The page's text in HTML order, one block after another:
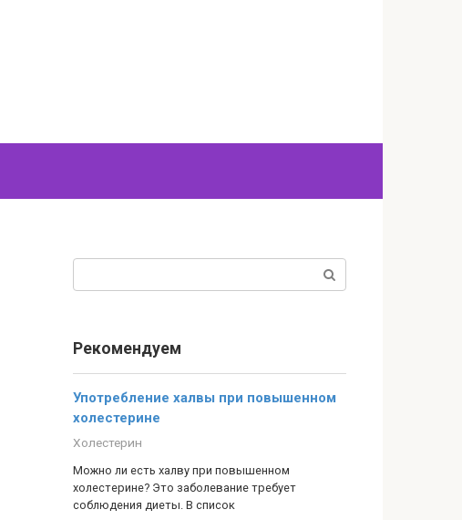
Рекомендуем
Употребление халвы при повышенном
холестерине
Холестерин
Можно ли есть халву при повышенном
холестерине? Это заболевание требует
соблюдения диеты. В список